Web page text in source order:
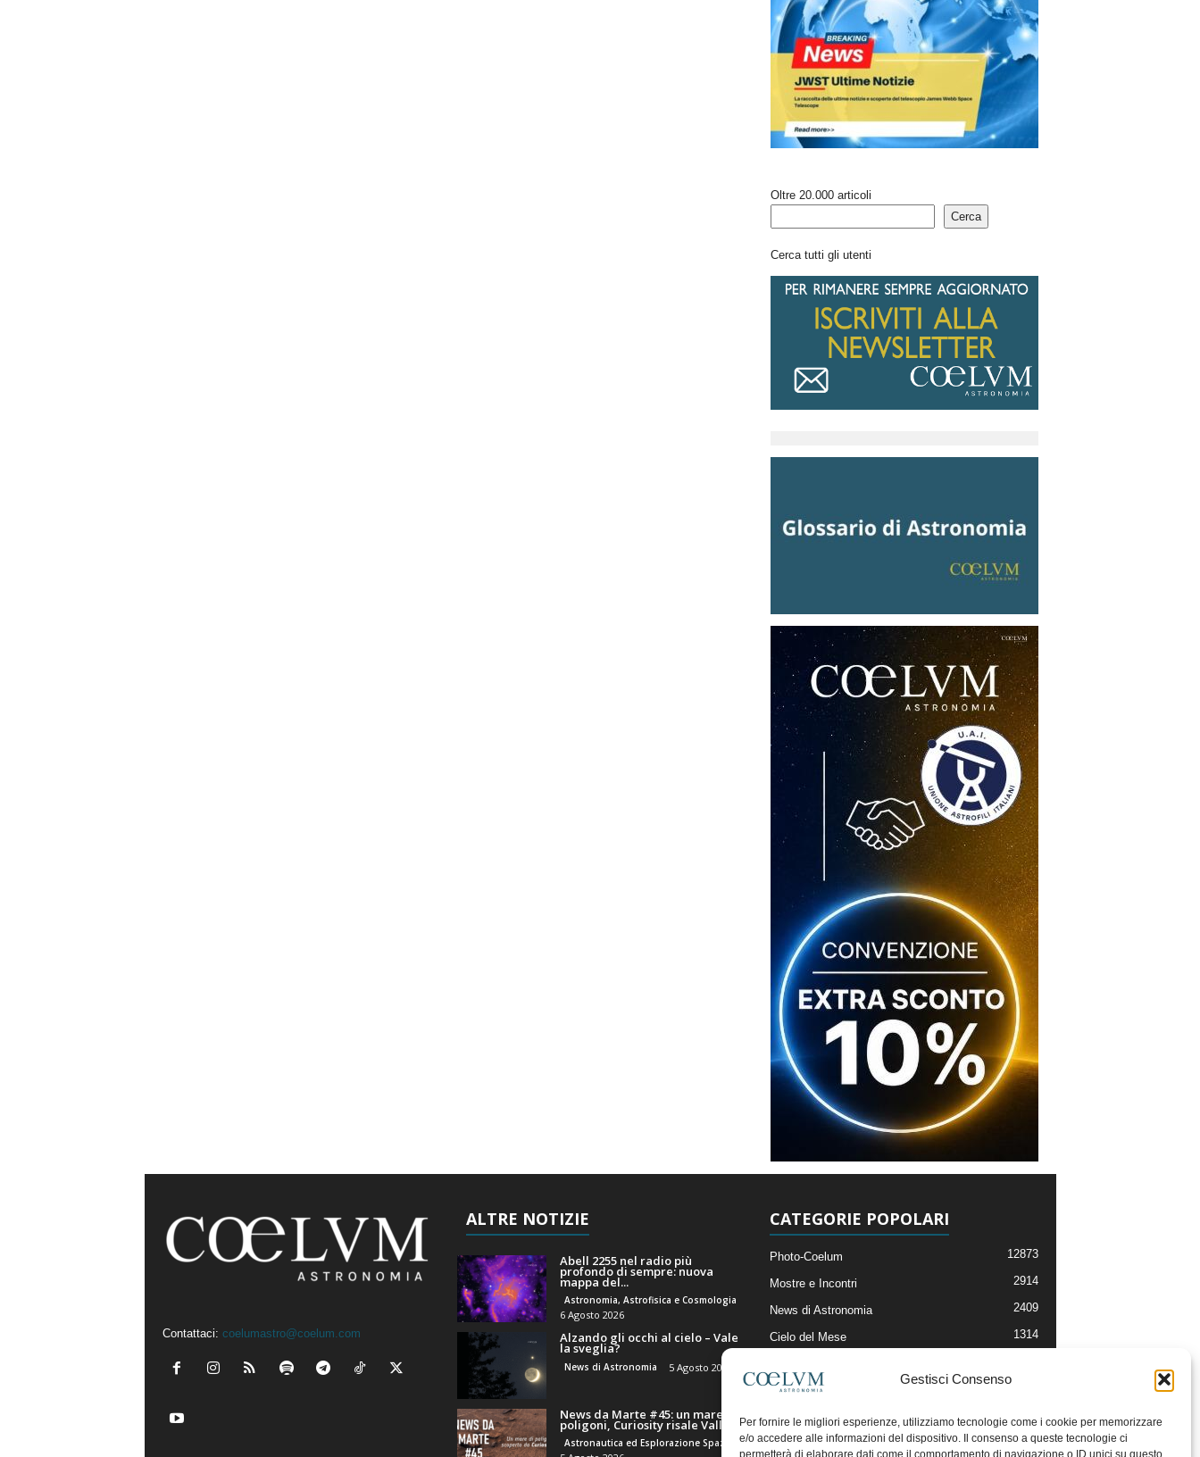
Gestisci Consenso
Per fornire le migliori esperienze, utilizziamo tecnologie come i cookie per memorizzare
e/o accedere alle informazioni del dispositivo. Il consenso a queste tecnologie ci
permetterà di elaborare dati come il comportamento di navigazione o ID unici su questo
Oltre 20.000 articoli
Cerca
Cerca tutti gli utenti
Contattaci: coelumastro@coelum.com
ALTRE NOTIZIE
Abell 2255 nel radio più
profondo di sempre: nuova
mappa del...
Astronomia, Astrofisica e Cosmologia
6 Agosto 2026
Alzando gli occhi al cielo – Vale
la sveglia?
News di Astronomia 5 Agosto 2026
News da Marte #45: un mare di
poligoni, Curiosity risale Valle...
CATEGORIE POPOLARI
Photo-Coelum 12873
Mostre e Incontri 2914
News di Astronomia 2409
Cielo del Mese 1314
Articoli e Risorse On-Line
Il Blog della Redazione